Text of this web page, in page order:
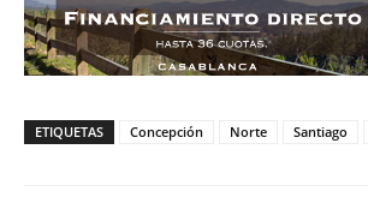
ETIQUETAS Concepción Norte Santiago